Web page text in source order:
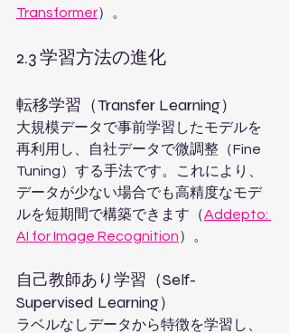
Transformer）。
2.3 学習方法の進化
転移学習（Transfer Learning）
大規模データで事前学習したモデルを
再利用し、自社データで微調整（Fine
Tuning）する手法です。これにより、
データが少ない場合でも高精度なモデ
ルを短期間で構築できます（Addepto:
AI for Image Recognition）。
自己教師あり学習（Self-
Supervised Learning）
ラベルなしデータから特徴を学習し、